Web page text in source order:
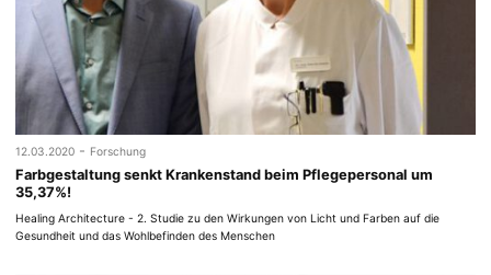
12.03.2020 - Forschung
Farbgestaltung senkt Krankenstand beim Pflegepersonal um
35,37%!
Healing Architecture - 2. Studie zu den Wirkungen von Licht und Farben auf die
Gesundheit und das Wohlbefinden des Menschen